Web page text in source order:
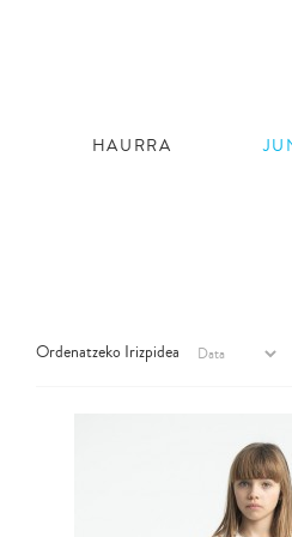
HAURRA
Ordenatzeko Irizpidea